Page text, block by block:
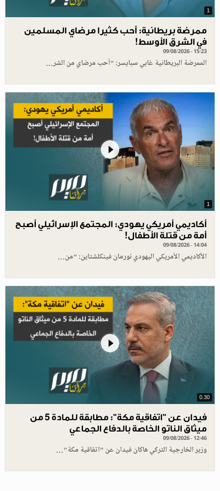
1
ممرضة بريطانية: أحب كثيرا مرضاي المسلمين
في الشرق الأوسط!
09/08/2026 - 15:23
الممرضة البريطانية غابي سبايسر: "أحب مرضاي من الشر…
1
أكاديمي أمريكي يهودي: المجتمع الإسرائيلي أصبح
أمة من قتلة الأطفال!
09/08/2026 - 14:04
الأكاديمي الأمريكي اليهودي نورمان فينكلشتاين: "من…
0.30
فيدان عن "اتفاقية مكة": مطابقة للمادة 5 من
ميثاق الناتو الخاصة بالدفاع الجماعي
09/08/2026 - 12:46
وزير الخارجية التركي هاكان فيدان عن "اتفاقية مكة"…